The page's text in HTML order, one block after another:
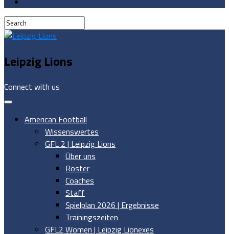
Leipzig Lions
Connect with us
American Football
Wissenswertes
GFL 2 | Leipzig Lions
Über uns
Roster
Coaches
Staff
Spielplan 2026 | Ergebnisse
Trainingszeiten
GFL2 Women | Leipzig Lionexes